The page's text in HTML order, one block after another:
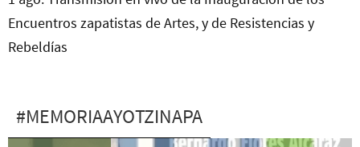
Encuentros zapatistas de Artes, y de Resistencias y
Rebeldías
#MEMORIAAYOTZINAPA